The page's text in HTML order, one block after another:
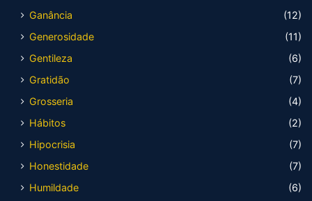
Ganância
(12)
Generosidade
(11)
Gentileza
(6)
Gratidão
(7)
Grosseria
(4)
Hábitos
(2)
Hipocrisia
(7)
Honestidade
(7)
Humildade
(6)